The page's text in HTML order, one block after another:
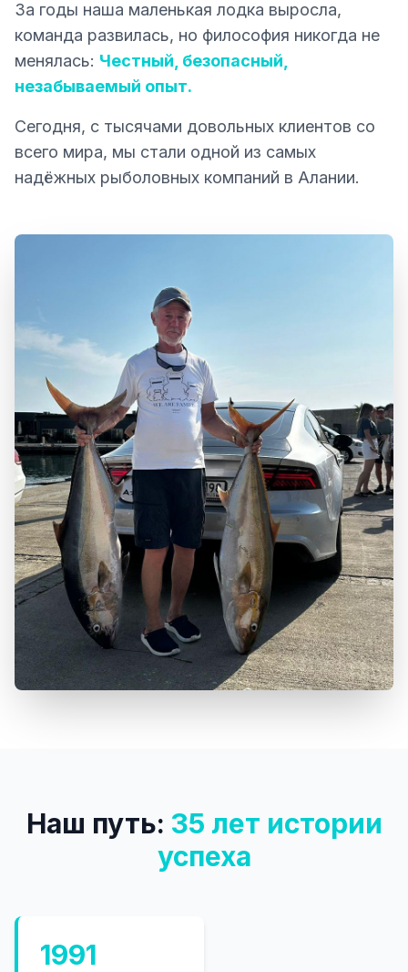
За годы наша маленькая лодка выросла,
команда развилась, но философия никогда не
менялась: Честный, безопасный,
незабываемый опыт.
Сегодня, с тысячами довольных клиентов со
всего мира, мы стали одной из самых
надёжных рыболовных компаний в Алании.
Наш путь: 35 лет истории
успеха
1991